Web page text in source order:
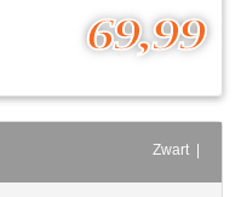
69,99
Zwart |